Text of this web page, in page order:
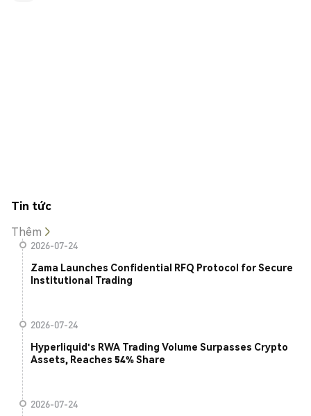
Tin tức
Thêm
2026-07-24
Zama Launches Confidential RFQ Protocol for Secure
Institutional Trading
2026-07-24
Hyperliquid's RWA Trading Volume Surpasses Crypto
Assets, Reaches 54% Share
2026-07-24